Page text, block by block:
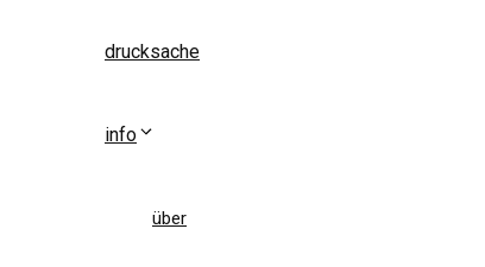
drucksache
info
über